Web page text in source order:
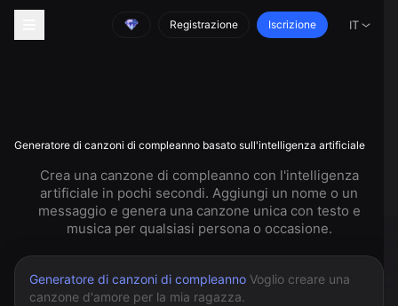
Registrazione Iscrizione IT
Generatore di canzoni di compleanno basato sull'intelligenza artificiale
Crea una canzone di compleanno con l'intelligenza
artificiale in pochi secondi. Aggiungi un nome o un
messaggio e genera una canzone unica con testo e
musica per qualsiasi persona o occasione.
Generatore di canzoni di compleanno